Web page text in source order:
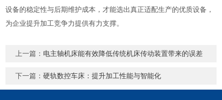
设备的稳定性与后期维护成本，才能选出真正适配生产的优质设备，
为企业提升加工竞争力提供有力支撑。
上一篇： 电主轴机床能有效降低传统机床传动装置带来的误差
下一篇：硬轨数控车床：提升加工性能与智能化